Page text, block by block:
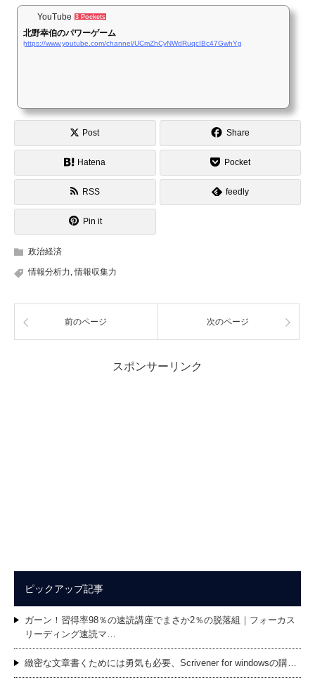
YouTube 3 Pockets
北野幸伯のパワーゲーム
https://www.youtube.com/channel/UCmZhCyNWdRuqcIBc47GwhYg
Post Share
Hatena Pocket
RSS feedly
Pin it
政治経済
情報分析力 ,情報収集力
前のページ 次のページ
スポンサーリンク
ピックアップ記事
ガーン！習得率98％の速読講座でまさか2％の脱落組｜フォーカス
リーディング速読マ…
緻密な文章書くためには勇気も必要、Scrivener for windowsの購…